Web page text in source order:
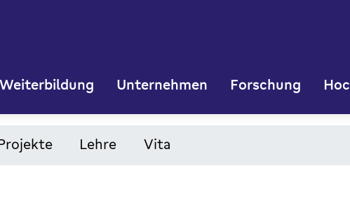
Weiterbildung Unternehmen Forschung
Lehre Vita